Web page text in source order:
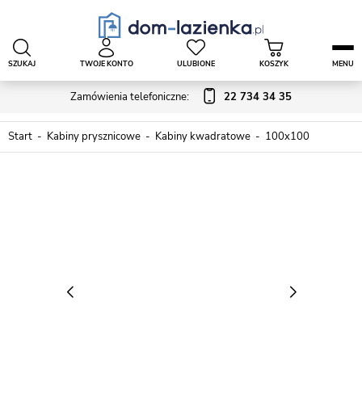
Zamówienia telefoniczne: 22 734 34 35
SZUKAJ TWOJE KONTO ULUBIONE KOSZYK MENU
Start Kabiny prysznicowe Kabiny kwadratowe 100x100